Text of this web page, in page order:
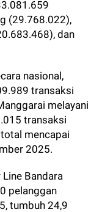
(29.768.022),
dan
nasional,
transaksi
melayani
transaksi
mencapai
2025.
Bandara
pelanggan
tumbuh 24,9